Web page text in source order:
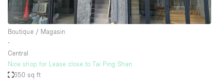
Boutique / Magasin
∙
Central
Nice shop for Lease close to Tai Ping Shan
650 sq ft